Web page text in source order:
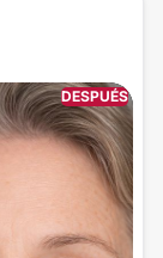
DESPUÉS